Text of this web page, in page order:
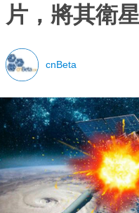
片，將其衛
cnBeta